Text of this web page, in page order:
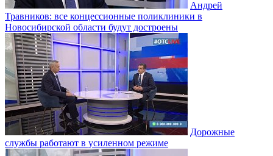
Андрей
Травников: все концессионные поликлиники в
Новосибирской области будут достроены
Дорожные
службы работают в усиленном режиме